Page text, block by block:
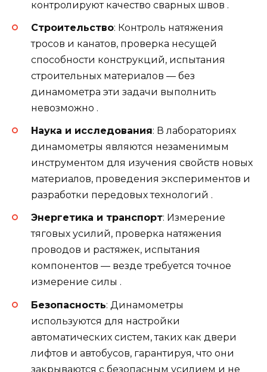
контролируют качество сварных швов .
Строительство: Контроль натяжения
тросов и канатов, проверка несущей
способности конструкций, испытания
строительных материалов — без
динамометра эти задачи выполнить
невозможно .
Наука и исследования: В лабораториях
динамометры являются незаменимым
инструментом для изучения свойств новых
материалов, проведения экспериментов и
разработки передовых технологий .
Энергетика и транспорт: Измерение
тяговых усилий, проверка натяжения
проводов и растяжек, испытания
компонентов — везде требуется точное
измерение силы .
Безопасность: Динамометры
используются для настройки
автоматических систем, таких как двери
лифтов и автобусов, гарантируя, что они
закрываются с безопасным усилием и не